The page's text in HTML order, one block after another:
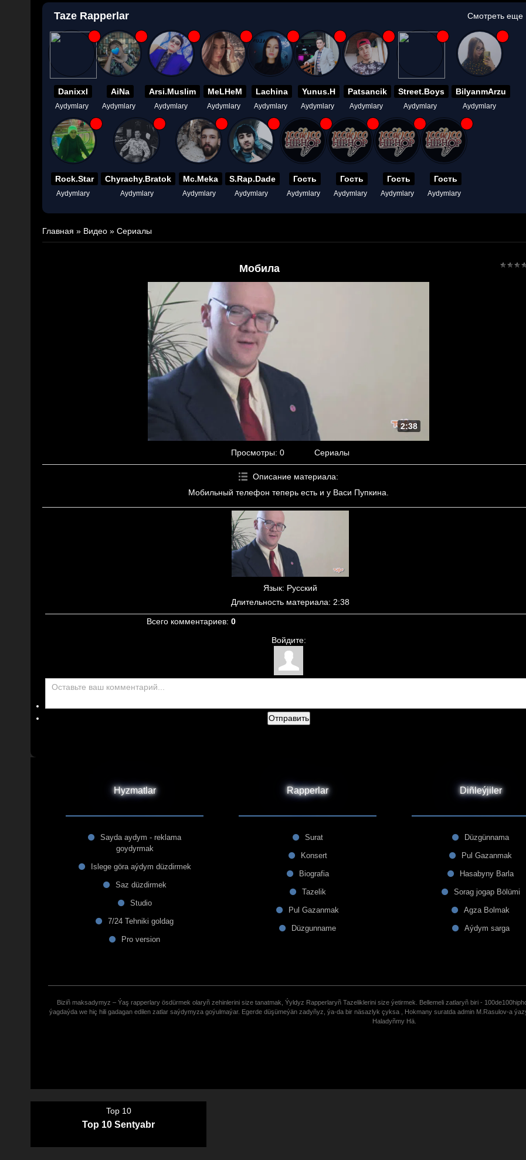
Taze Rapperlar Смотреть еще
Danixxl
Aydymlary
AiNa
Aydymlary
Arsi.Muslim
Aydymlary
MeLHeM
Aydymlary
Lachina
Aydymlary
Yunus.H
Aydymlary
Patsancik
Aydymlary
Street.Boys
Aydymlary
BilyanmArzu
Aydymlary
Rock.Star
Aydymlary
Chyrachy.Bratok
Aydymlary
Mc.Meka
Aydymlary
S.Rap.Dade
Aydymlary
Гость
Aydymlary
Гость
Aydymlary
Гость
Aydymlary
Гость
Aydymlary
Главная » Видео » Сериалы
Мобила
2:38
Просмотры: 0 Сериалы
Описание материала:
Мобильный телефон теперь есть и у Васи Пупкина.
Язык: Русский
Длительность материала: 2:38
Всего комментариев: 0
Войдите:
Отправить
Hyzmatlar
Sayda aydym - reklama
goydyrmak
Islege göra aýdym düzdirmek
Saz düzdirmek
Studio
7/24 Tehniki goldag
Pro version
Rapperlar
Surat
Konsert
Biografia
Tazelik
Pul Gazanmak
Düzgunname
Diñleýjiler
Düzgünnama
Pul Gazanmak
Hasabyny Barla
Sorag jogap Bölümi
Agza Bolmak
Aýdym sarga
Biziñ maksadymyz – Ýaş rapperlary ösdürmek olaryñ zehinlerini size tanatmak, Ýyldyz Rapperlaryñ Tazeliklerini size ýetirmek. Bellemeli zatlaryñ biri -
ýagdaýda we hiç hili gadagan edilen zatlar saýdymyza goýulmaýar. Egerde düşümeýän zadyñyz, ýa-da bir näsazlyk çyksa , Hokmany suratda admin M.Rasulov-a
Haladyñmy Hä.
Top 10
Top 10 Sentyabr